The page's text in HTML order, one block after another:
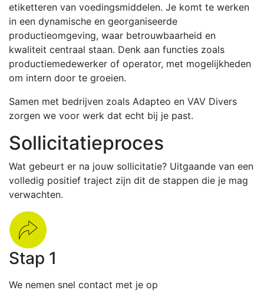
etiketteren van voedingsmiddelen. Je komt te werken
in een dynamische en georganiseerde
productieomgeving, waar betrouwbaarheid en
kwaliteit centraal staan. Denk aan functies zoals
productiemedewerker of operator, met mogelijkheden
om intern door te groeien.
Samen met bedrijven zoals Adapteo en VAV Divers
zorgen we voor werk dat echt bij je past.
Sollicitatieproces
Wat gebeurt er na jouw sollicitatie? Uitgaande van een
volledig positief traject zijn dit de stappen die je mag
verwachten.
Stap 1
We nemen snel contact met je op